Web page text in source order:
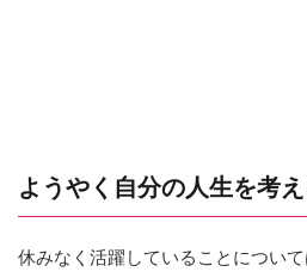
ようやく自分の人生を考
休みなく活躍していることについ